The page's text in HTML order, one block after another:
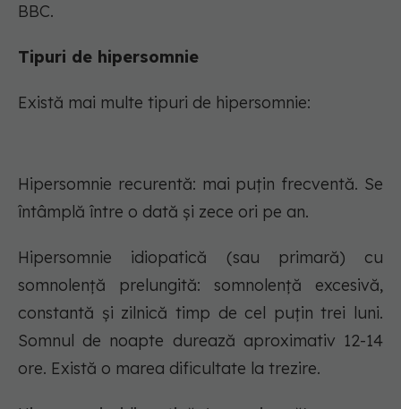
BBC.
Tipuri de hipersomnie
Există mai multe tipuri de hipersomnie:
Hipersomnie recurentă: mai puțin frecventă. Se
întâmplă între o dată și zece ori pe an.
Hipersomnie idiopatică (sau primară) cu
somnolență prelungită: somnolență excesivă,
constantă și zilnică timp de cel puțin trei luni.
Somnul de noapte durează aproximativ 12-14
ore. Există o marea dificultate la trezire.